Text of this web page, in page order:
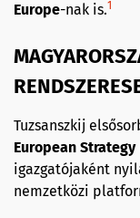
Europe-nak is.1
Tuzsanszkij
European Strategy
igazgatójaként
nemzetközi